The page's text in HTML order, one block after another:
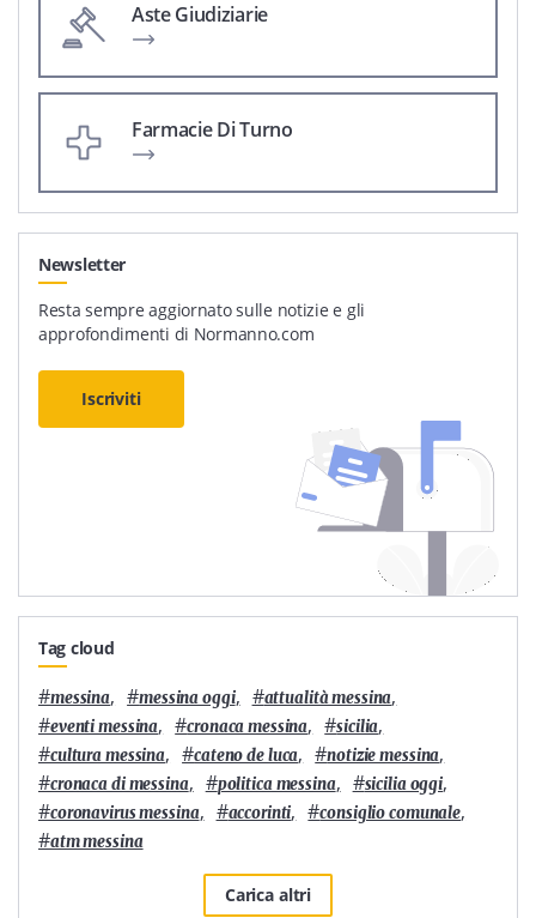
Aste Giudiziarie
Farmacie Di Turno
Newsletter
Resta sempre aggiornato sulle notizie e gli
approfondimenti di Normanno.com
Iscriviti
Tag cloud
#messina, #messina oggi, #attualità messina,
#eventi messina, #cronaca messina, #sicilia,
#cultura messina, #cateno de luca, #notizie messina,
#cronaca di messina, #politica messina, #sicilia oggi,
#coronavirus messina, #accorinti, #consiglio comunale,
#atm messina
Carica altri